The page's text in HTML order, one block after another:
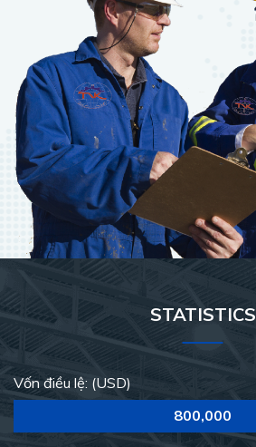
STATISTICS
Vốn điều lệ: (USD)
800,000